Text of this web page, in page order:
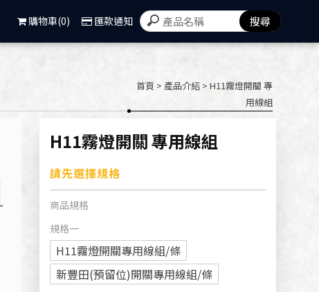
東機車大燈改裝,屏東機車尾
購物車(0) 匯款通知
首頁 > 產品介紹> H11霧燈開關 專
用線組
H11霧燈開關 專用線組
請先選擇規格
商品規格
規格一
H11霧燈開關專用線組/條
新豐田(預留位)開關專用線組/條